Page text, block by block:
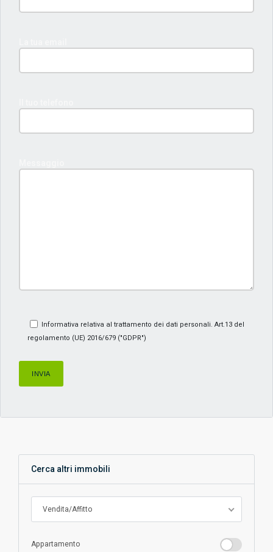
Informativa relativa al trattamento dei dati personali. Art.13 del
regolamento (UE) 2016/679 ("GDPR")
Cerca altri immobili
Vendita/Affitto
Appartamento Appartamento